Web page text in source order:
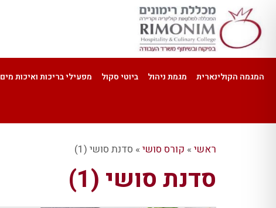
המגמה הקולינארית מגמת ניהול ביוטי סקול מפעילי בריכות ואיכות מים
ראשי » קורס סושי » סדנת סושי (1)
סדנת סושי (1)